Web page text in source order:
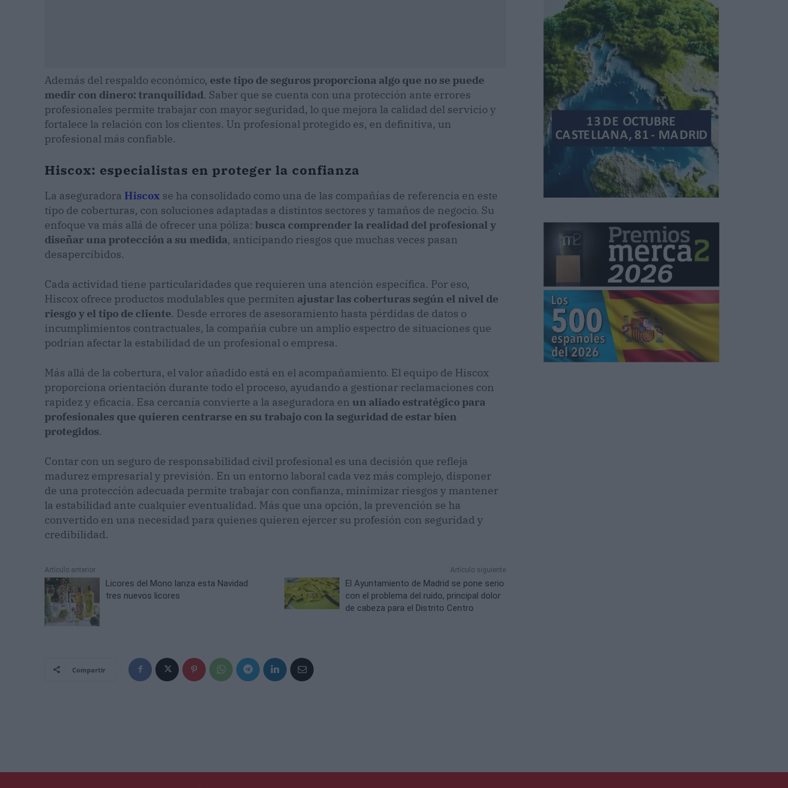
Además del respaldo económico, este tipo de seguros proporciona algo que no se puede
medir con dinero: tranquilidad. Saber que se cuenta con una protección ante errores
profesionales permite trabajar con mayor seguridad, lo que mejora la calidad del servicio y
fortalece la relación con los clientes. Un profesional protegido es, en definitiva, un
profesional más confiable.
Hiscox: especialistas en proteger la confianza
La aseguradora Hiscox se ha consolidado como una de las compañías de referencia en este
tipo de coberturas, con soluciones adaptadas a distintos sectores y tamaños de negocio. Su
enfoque va más allá de ofrecer una póliza: busca comprender la realidad del profesional y
diseñar una protección a su medida, anticipando riesgos que muchas veces pasan
desapercibidos.
Cada actividad tiene particularidades que requieren una atención específica. Por eso,
Hiscox ofrece productos modulables que permiten ajustar las coberturas según el nivel de
riesgo y el tipo de cliente. Desde errores de asesoramiento hasta pérdidas de datos o
incumplimientos contractuales, la compañía cubre un amplio espectro de situaciones que
podrían afectar la estabilidad de un profesional o empresa.
Más allá de la cobertura, el valor añadido está en el acompañamiento. El equipo de Hiscox
proporciona orientación durante todo el proceso, ayudando a gestionar reclamaciones con
rapidez y eficacia. Esa cercanía convierte a la aseguradora en un aliado estratégico para
profesionales que quieren centrarse en su trabajo con la seguridad de estar bien
protegidos.
Contar con un seguro de responsabilidad civil profesional es una decisión que refleja
madurez empresarial y previsión. En un entorno laboral cada vez más complejo, disponer
de una protección adecuada permite trabajar con confianza, minimizar riesgos y mantener
la estabilidad ante cualquier eventualidad. Más que una opción, la prevención se ha
convertido en una necesidad para quienes quieren ejercer su profesión con seguridad y
credibilidad.
Artículo anterior
Licores del Mono lanza esta Navidad
tres nuevos licores
Artículo siguiente
El Ayuntamiento de Madrid se pone serio
con el problema del ruido, principal dolor
de cabeza para el Distrito Centro
Compartir